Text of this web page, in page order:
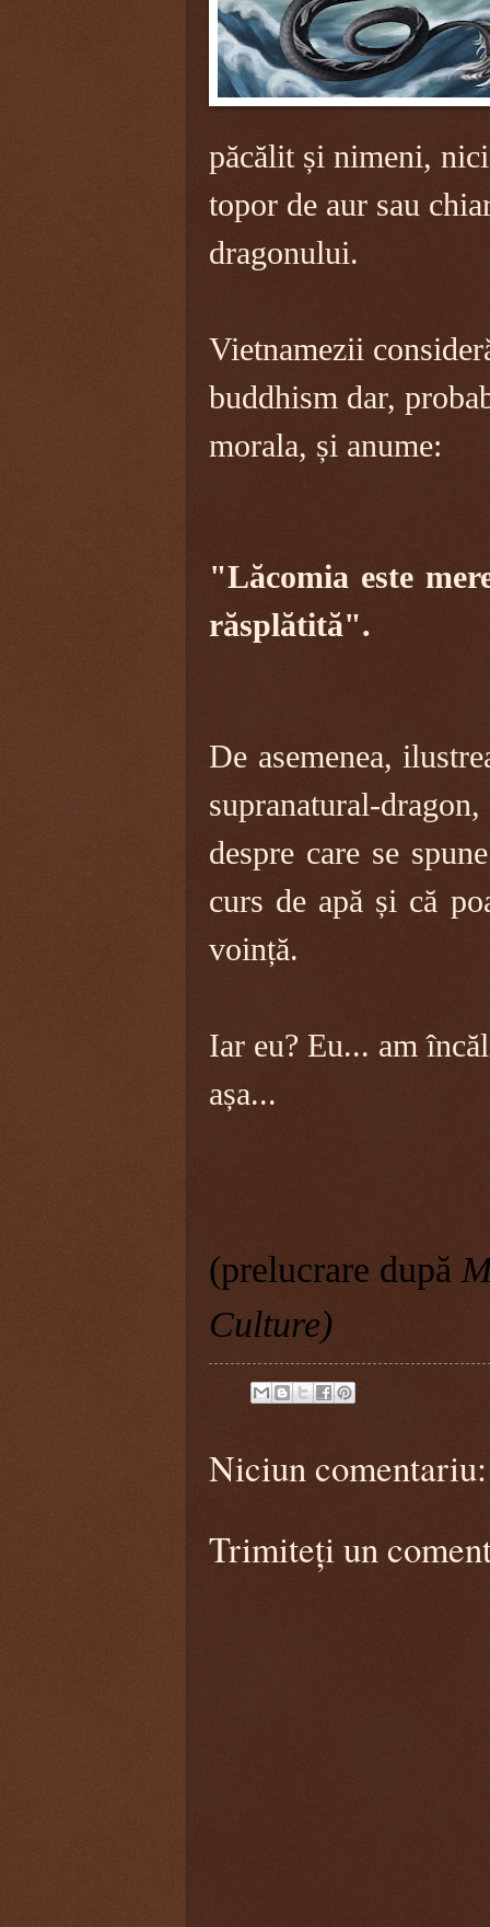
păcălit și nimeni,
topor de aur sau
dragonului.
Vietnamezii
buddhism dar,
morala, și anume:
"Lăcomia este
răsplătită".
De asemenea,
supranatural-
despre care se
curs de apă și că
voință.
Iar eu? Eu... am
așa...
(prelucrare după
Culture)
Niciun comentariu:
Trimiteți un